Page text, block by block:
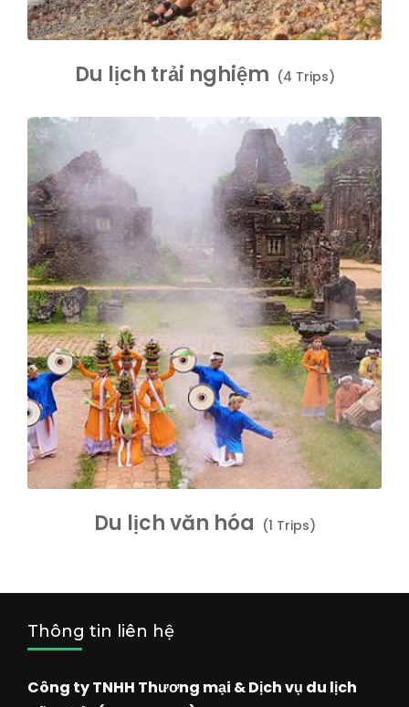
Du lịch trải nghiệm (4 Trips)
Du lịch văn hóa (1 Trips)
Thông tin liên hệ
Công ty TNHH Thương mại & Dịch vụ du lịch